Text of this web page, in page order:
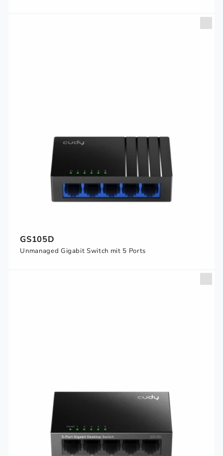
GS105D
Unmanaged Gigabit Switch mit 5 Ports